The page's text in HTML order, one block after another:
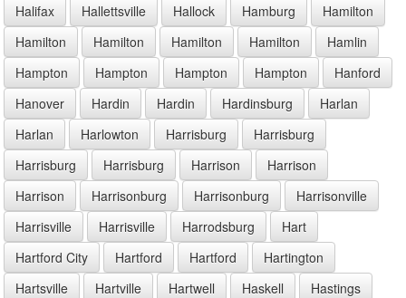
Halifax
Hallettsville Hallock Hamburg
Hamilton
Hamilton
Hamilton Hamilton Hamilton
Hamlin
Hampton
Hampton Hampton Hampton
Hanford
Hanover
Hardin Hardin Hardinsburg
Harlan
Harlan
Harlowton Harrisburg
Harrisburg
Harrisburg
Harrisburg Harrison
Harrison
Harrison
Harrisonburg Harrisonburg
Harrisonville
Harrisville
Harrisville Harrodsburg
Hart
Hartford City
Hartford Hartford
Hartington
Hartsville
Hartville Hartwell Haskell
Hastings